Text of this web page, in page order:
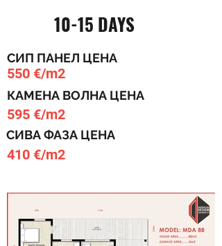
10-15 DAYS
СИП ПАНЕЛ ЦЕНА
550 €/m2
КАМЕНА ВОЛНА ЦЕНА
595 €/m2
СИВА ФАЗА ЦЕНА
410 €/m2